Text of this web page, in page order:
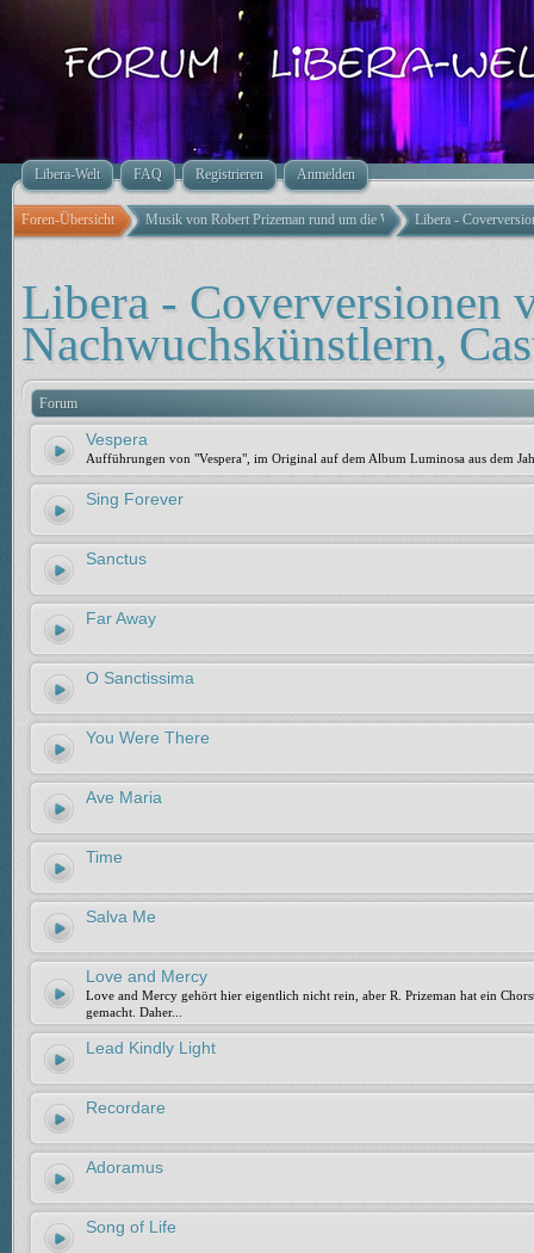
Libera-Welt FAQ Registrieren Anmelden
Foren-Übersicht Musik von Robert Prizeman rund um die Welt Libera -
Libera - Coverversionen
Nachwuchskünstlern,
Forum
Vespera
Aufführungen von "Vespera", im Original auf dem Album Luminosa aus dem
Sing Forever
Sanctus
Far Away
O Sanctissima
You Were There
Ave Maria
Time
Salva Me
Love and Mercy
Love and Mercy gehört hier eigentlich nicht rein, aber R. Prizeman hat ein
gemacht. Daher...
Lead Kindly Light
Recordare
Adoramus
Song of Life